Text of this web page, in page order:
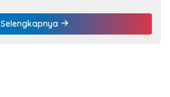
Selengkapnya